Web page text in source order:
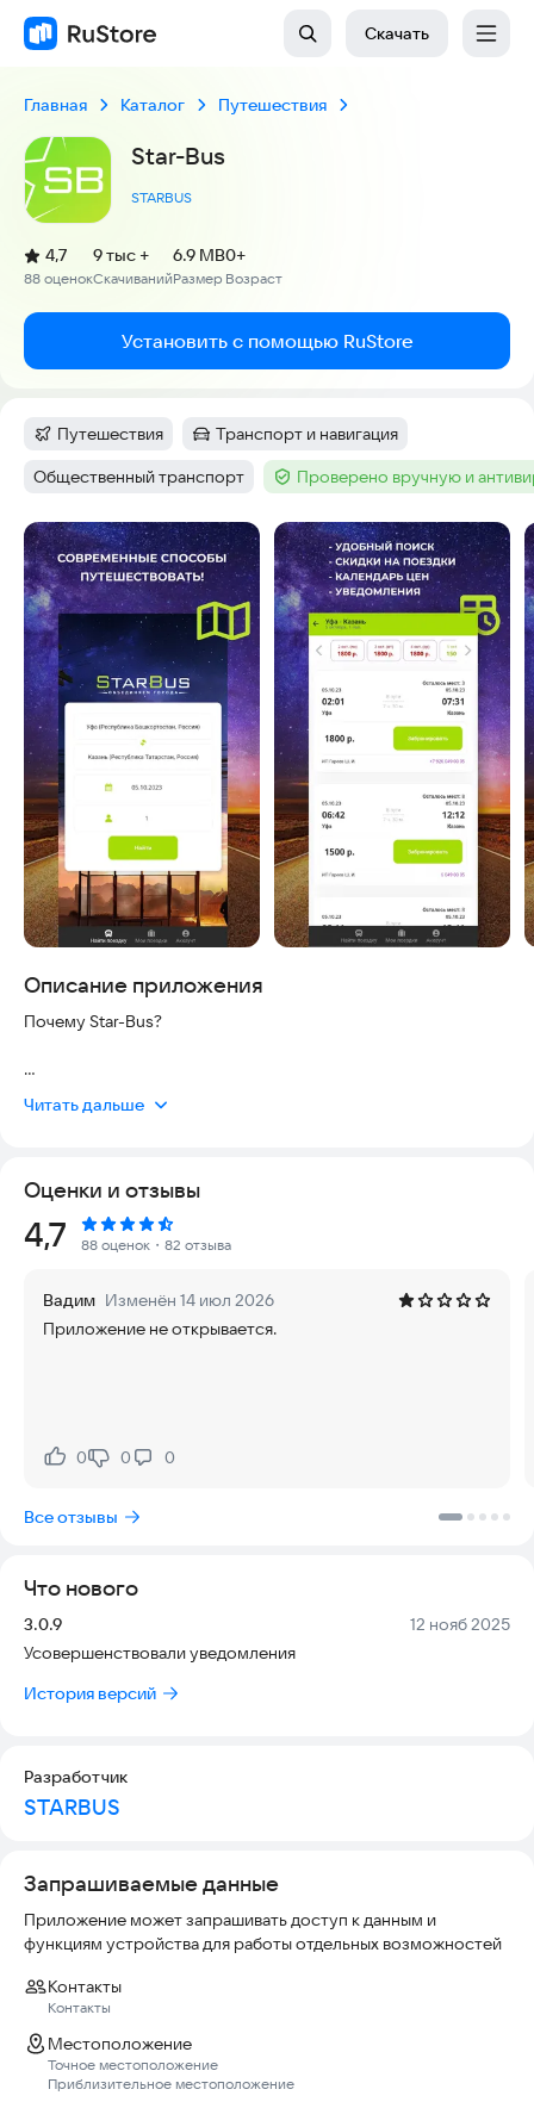
Скачать
Главная Каталог Путешествия
Star-Bus
STARBUS
Рейтинг:
4,7
(
88 оценок
)
Скачиваний
9 тыс +
Размер
6.9 MB
Возраст
0+
Установить с помощью RuStore
Категория:
Путешествия Категория:
Транспорт и навигация
Тег:
Общественный транспорт Тег :Проверено вручную и
Скриншоты
Описание приложения
Почему Star-Bus?
интересующий рейс.
◦ Удобное планирование поездки с попутчиком - найдите
тех, с кем вам по пути, и совершайте прямо прямо от порога
◦ Геолокация - просто включите «показать водителю, где Я».
автобус и предложения попутчиков с помощью фильтров в
нашем приложении.
◦ Онлайн-оплата попутчику - такой способ
сделать в любое время без комиссий и ожиданий. Оплату
водитель получит только после вашего подтверждения в
◦ Всегда уедете - там, где нет автобусного сообщения,
- Рейтинги - вы влияете на сервис. Если не понравилась
поездка, поставьте плохую оценку и опишите, что пошло не
Читать дальше
Оценки и отзывы
Рейтинг:
4,7 88 оценок ・82 отзыва
Вадим Изменён 14 июл 2026
Приложение не открывается.
Нравится:
0Не нравится:
0 0
Все отзывы
Что нового
Версия:
3.0.9 Дата:
12 нояб 2025
Усовершенствовали уведомления
История версий
Разработчик
STARBUS
Запрашиваемые данные
Приложение может запрашивать доступ к данным и
функциям устройства для работы отдельных возможностей
Контакты
Контакты
Местоположение
Точное местоположение
Приблизительное местоположение